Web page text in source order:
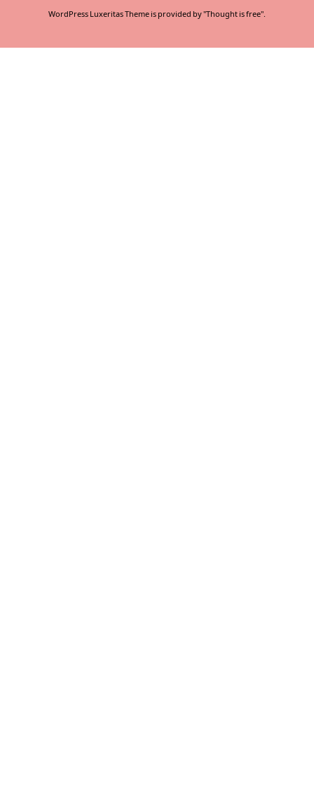
WordPress Luxeritas Theme is provided by "Thought is free".